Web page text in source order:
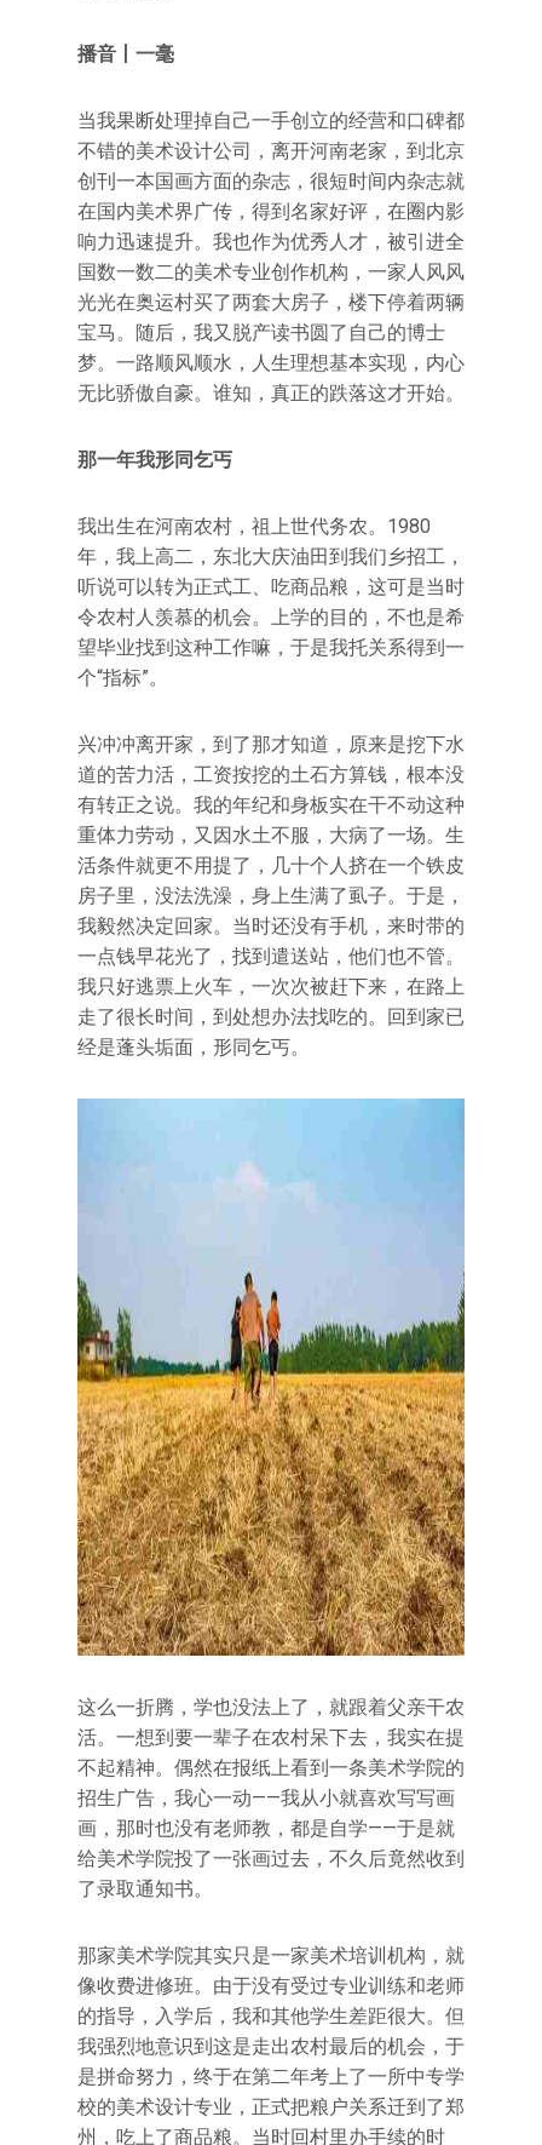
播音丨一毫
当我果断处理掉自己一手创立的经营和口碑都
不错的美术设计公司，离开河南老家，到北京
创刊一本国画方面的杂志，很短时间内杂志就
在国内美术界广传，得到名家好评，在圈内影
响力迅速提升。我也作为优秀人才，被引进全
国数一数二的美术专业创作机构，一家人风风
光光在奥运村买了两套大房子，楼下停着两辆
宝马。随后，我又脱产读书圆了自己的博士
梦。一路顺风顺水，人生理想基本实现，内心
无比骄傲自豪。谁知，真正的跌落这才开始。
那一年我形同乞丐
我出生在河南农村，祖上世代务农。1980
年，我上高二，东北大庆油田到我们乡招工，
听说可以转为正式工、吃商品粮，这可是当时
令农村人羡慕的机会。上学的目的，不也是希
望毕业找到这种工作嘛，于是我托关系得到一
个“指标”。
兴冲冲离开家，到了那才知道，原来是挖下水
道的苦力活，工资按挖的土石方算钱，根本没
有转正之说。我的年纪和身板实在干不动这种
重体力劳动，又因水土不服，大病了一场。生
活条件就更不用提了，几十个人挤在一个铁皮
房子里，没法洗澡，身上生满了虱子。于是，
我毅然决定回家。当时还没有手机，来时带的
一点钱早花光了，找到遣送站，他们也不管。
我只好逃票上火车，一次次被赶下来，在路上
走了很长时间，到处想办法找吃的。回到家已
经是蓬头垢面，形同乞丐。
这么一折腾，学也没法上了，就跟着父亲干农
活。一想到要一辈子在农村呆下去，我实在提
不起精神。偶然在报纸上看到一条美术学院的
招生广告，我心一动——我从小就喜欢写写画
画，那时也没有老师教，都是自学——于是就
给美术学院投了一张画过去，不久后竟然收到
了录取通知书。
那家美术学院其实只是一家美术培训机构，就
像收费进修班。由于没有受过专业训练和老师
的指导，入学后，我和其他学生差距很大。但
我强烈地意识到这是走出农村最后的机会，于
是拼命努力，终于在第二年考上了一所中专学
校的美术设计专业，正式把粮户关系迁到了郑
州，吃上了商品粮。当时回村里办手续的时